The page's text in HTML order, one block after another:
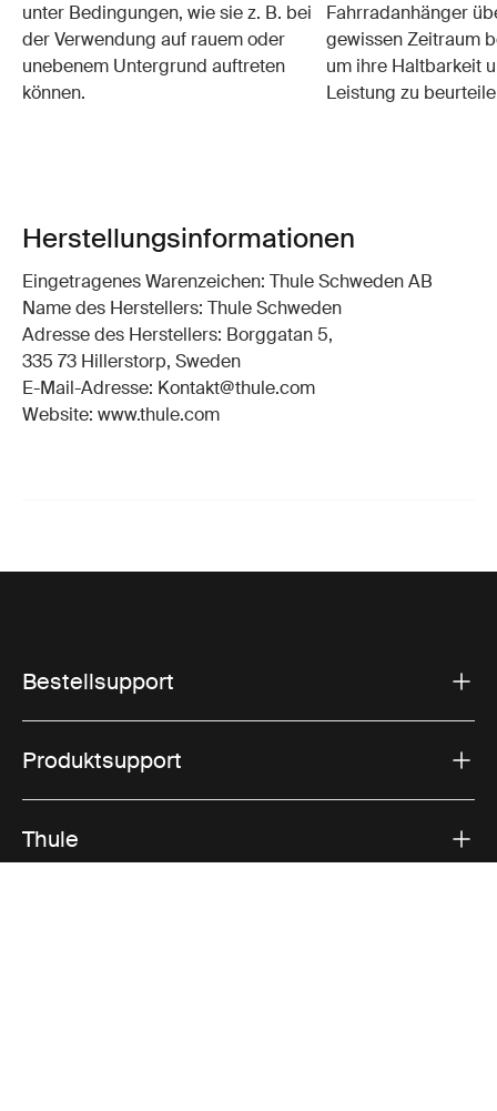
unter Bedingungen, wie sie z. B. bei
der Verwendung auf rauem oder
unebenem Untergrund auftreten
können.
Fahrradanhänger
gewissen Zeitraum
um ihre Haltbarkeit
Leistung zu
Herstellungsinformationen
Eingetragenes Warenzeichen: Thule Schweden AB
Name des Herstellers: Thule Schweden
Adresse des Herstellers: Borggatan 5,
335 73 Hillerstorp, Sweden
E-Mail-Adresse: Kontakt@thule.com
Website: www.thule.com
Bestellsupport
Produktsupport
Thule